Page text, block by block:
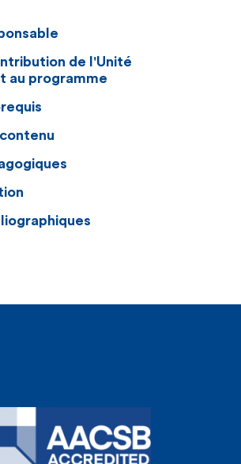
de l'Unité
au programme